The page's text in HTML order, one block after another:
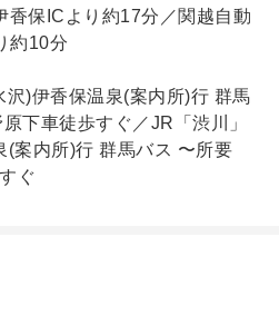
保ICより約17分／関越自動
約10分
)伊香保温泉(案内所)行 群馬
下車徒歩すぐ／JR「渋川」
(案内所)行 群馬バス 〜所要
ぐ